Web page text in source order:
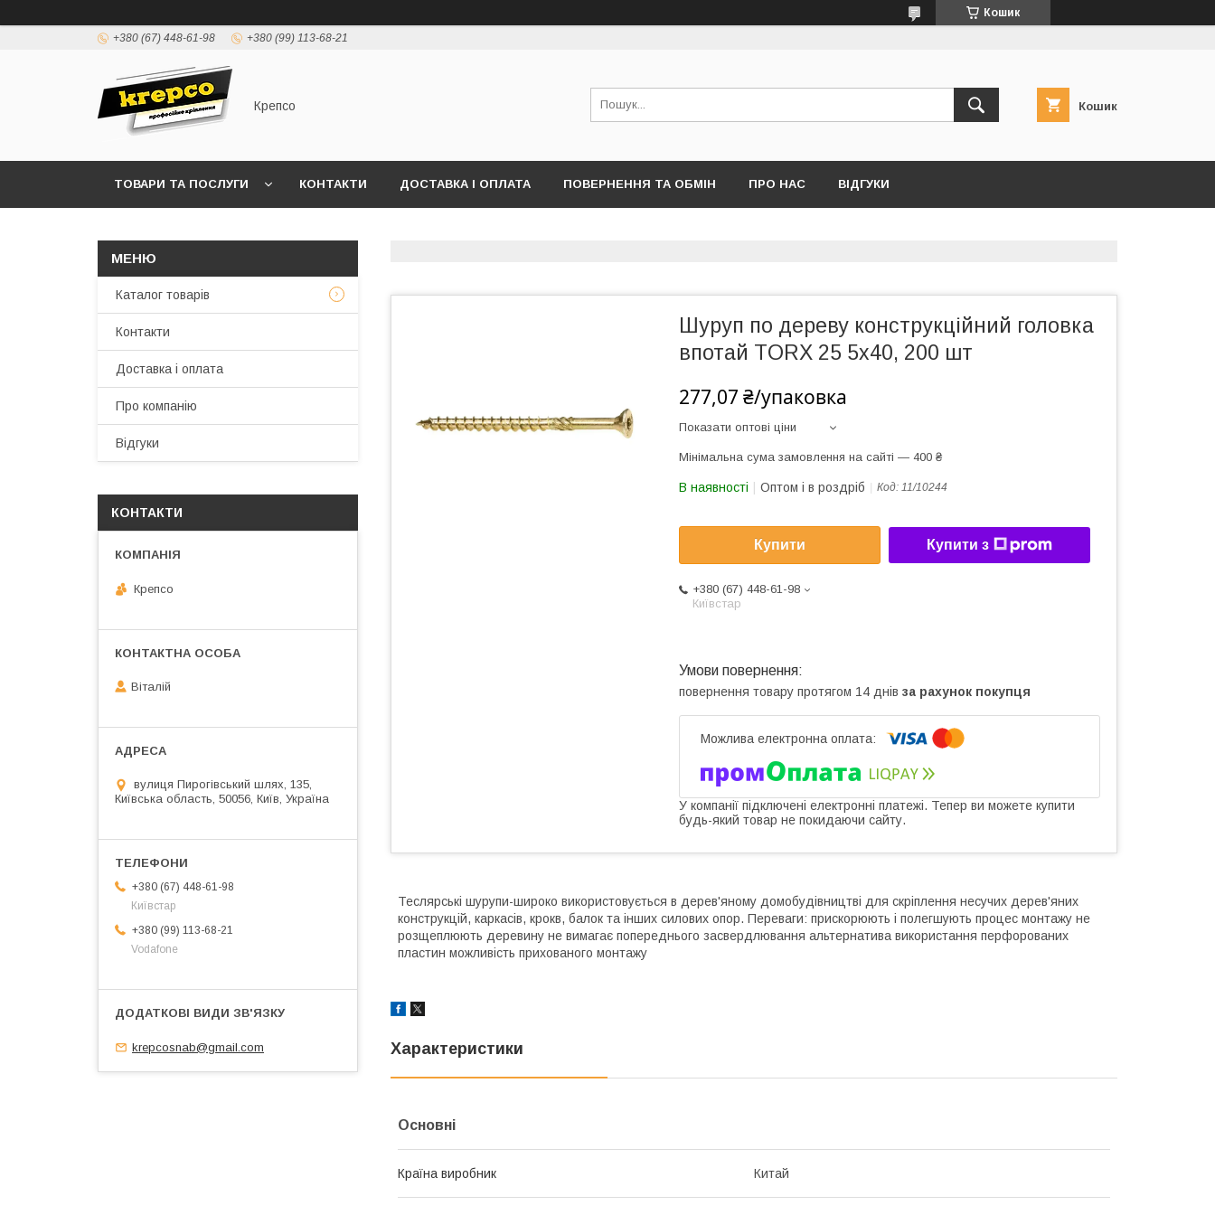
Кошик
+380 (67) 448-61-98 +380 (99) 113-68-21
Крепсо Кошик
ТОВАРИ ТА ПОСЛУГИ КОНТАКТИ ДОСТАВКА І ОПЛАТА ПОВЕРНЕННЯ ТА ОБМІН ПРО НАС ВІДГУКИ
Шуруп по дереву конструкційний головка
впотай TORX 25 5х40, 200 шт
277,07 ₴/упаковка
Показати оптові ціни
Мінімальна сума замовлення на сайті — 400 ₴
В наявності Оптом і в роздріб Код: 11/10244
Купити Купити з
+380 (67) 448-61-98
Київстар
повернення товару протягом 14 днів за рахунок покупця
У компанії підключені електронні платежі. Тепер ви можете купити
будь-який товар не покидаючи сайту.
Теслярські шурупи-широко використовується в дерев'яному домобудівництві для скріплення несучих дерев'яних
конструкцій, каркасів, крокв, балок та інших силових опор. Переваги: прискорюють і полегшують процес монтажу не
розщеплюють деревину не вимагає попереднього засвердлювання альтернатива використання перфорованих
пластин можливість прихованого монтажу
Характеристики
Основні
Країна виробник Китай
Каталог товарів
Контакти
Доставка і оплата
Про компанію
Відгуки
КОНТАКТИ
Крепсо
Віталій
вулиця Пирогівський шлях, 135,
Київська область, 50056, Київ, Україна
+380 (67) 448-61-98
Київстар
+380 (99) 113-68-21
Vodafone
krepcosnab@gmail.com